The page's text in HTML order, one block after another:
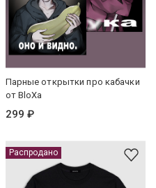
Парные открытки про кабачки
от BloXa
299 ₽
Распродано